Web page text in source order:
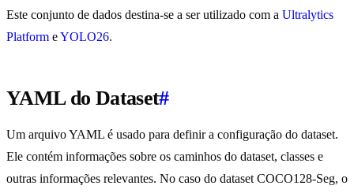
Este conjunto de dados destina-se a ser utilizado com a Ultralytics
Platform eYOLO26.
YAML do Dataset#
Um arquivo YAML é usado para definir a configuração do dataset.
Ele contém informações sobre os caminhos do dataset, classes e
outras informações relevantes. No caso do dataset COCO128-Seg, o